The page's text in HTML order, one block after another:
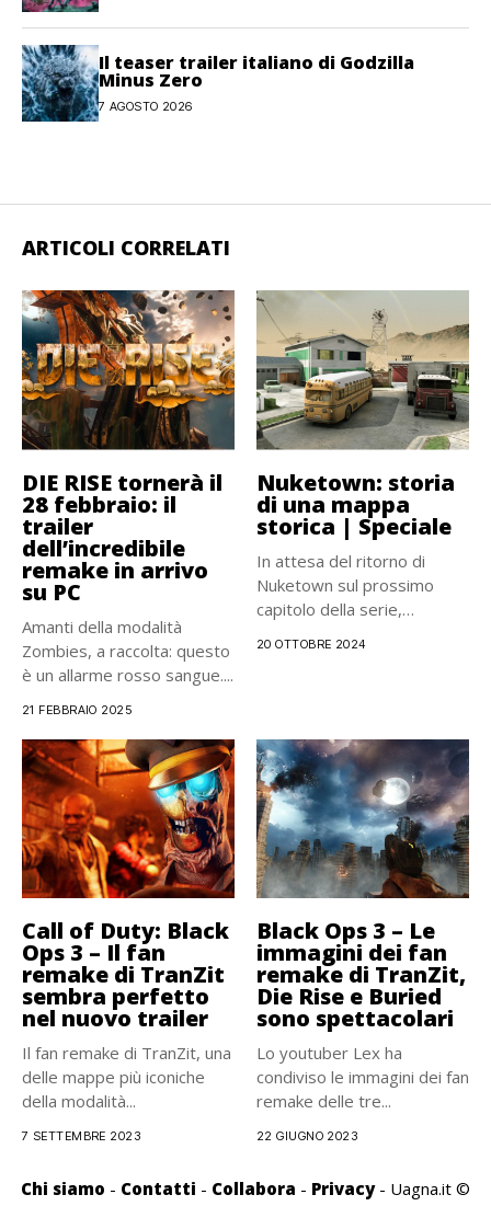
Il teaser trailer italiano di Godzilla
Minus Zero
7 AGOSTO 2026
ARTICOLI CORRELATI
DIE RISE tornerà il
28 febbraio: il
trailer
dell’incredibile
remake in arrivo
su PC
Amanti della modalità
Zombies, a raccolta: questo
è un allarme rosso sangue....
21 FEBBRAIO 2025
Nuketown: storia
di una mappa
storica | Speciale
In attesa del ritorno di
Nuketown sul prossimo
capitolo della serie,
20 OTTOBRE 2024
Call of Duty: Black
Ops 3 – Il fan
remake di TranZit
sembra perfetto
nel nuovo trailer
Il fan remake di TranZit, una
delle mappe più iconiche
della modalità...
7 SETTEMBRE 2023
Black Ops 3 – Le
immagini dei fan
remake di TranZit,
Die Rise e Buried
sono spettacolari
Lo youtuber Lex ha
condiviso le immagini dei fan
remake delle tre...
22 GIUGNO 2023
Chi siamo - Contatti - Collabora - Privacy- Uagna.it ©